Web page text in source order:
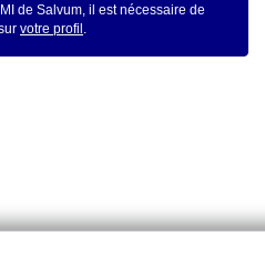
de Salvum, il est nécessaire de
votre profil